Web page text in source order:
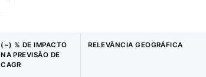
(~) % DE IMPACTO
NA PREVISÃO DE
CAGR
RELEVÂNCIA GEOGRÁFICA